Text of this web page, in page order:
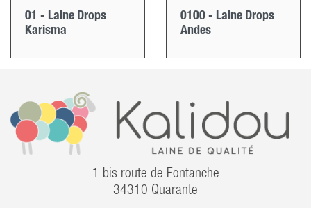
01 - Laine Drops
Karisma
0100 - Laine Drops
Andes
1 bis route de Fontanche
34310 Quarante